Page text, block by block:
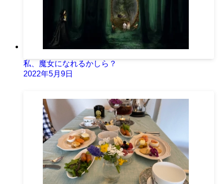
私、魔女になれるかしら？
2022年5月9日